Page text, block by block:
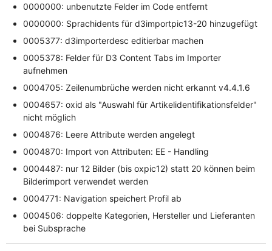
0000000: unbenutzte Felder im Code entfernt
0000000: Sprachidents für d3importpic13-20 hinzugefügt
0005377: d3importerdesc editierbar machen
0005378: Felder für D3 Content Tabs im Importer
aufnehmen
0004705: Zeilenumbrüche werden nicht erkannt v4.4.1.6
0004657: oxid als "Auswahl für Artikelidentifikationsfelder"
nicht möglich
0004876: Leere Attribute werden angelegt
0004870: Import von Attributen: EE - Handling
0004487: nur 12 Bilder (bis oxpic12) statt 20 können beim
Bilderimport verwendet werden
0004771: Navigation speichert Profil ab
0004506: doppelte Kategorien, Hersteller und Lieferanten
bei Subsprache